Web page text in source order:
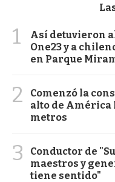
1
Así detuvieron
One23 y a
en Parque
2
Comenzó la
alto de América
metros
3
Conductor de
maestros y
tiene sentido"